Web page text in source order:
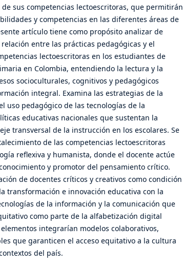
sus competencias lectoescritoras, que permitirán
y competencias en las diferentes áreas de
artículo tiene como propósito analizar de
entre las prácticas pedagógicas y el
lectoescritoras en los estudiantes de
en Colombia, entendiendo la lectura y la
socioculturales, cognitivos y pedagógicos
integral. Examina las estrategias de la
uso pedagógico de las tecnologías de la
educativas nacionales que sustentan la
transversal de la instrucción en los escolares. Se
de las competencias lectoescritoras
reflexiva y humanista, donde el docente actúe
y promotor del pensamiento crítico.
de docentes críticos y creativos como condición
transformación e innovación educativa con la
de la información y la comunicación que
como parte de la alfabetización digital
integrarían modelos colaborativos,
que garanticen el acceso equitativo a la cultura
del país.